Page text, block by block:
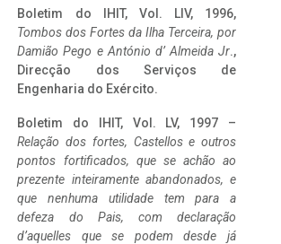
Boletim do IHIT, Vol. LIV, 1996,
Tombos dos Fortes da Ilha Terceira, por
Damião Pego e António d’ Almeida Jr.,
Direcção dos Serviços de
Engenharia do Exército.
Boletim do IHIT, Vol. LV, 1997 –
Relação dos fortes, Castellos e outros
pontos fortificados, que se achão ao
prezente inteiramente abandonados, e
que nenhuma utilidade tem para a
defeza do Pais, com declaração
d’aquelles que se podem desde já